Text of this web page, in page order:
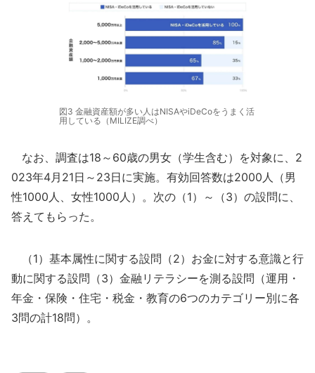
図3 金融資産額が多い人はNISAやiDeCoをうまく活
用している（MILIZE調べ）
なお、調査は18～60歳の男女（学生含む）を対象に、2
023年4月21日～23日に実施。有効回答数は2000人（男
性1000人、女性1000人）。次の（1）～（3）の設問に、
答えてもらった。
（1）基本属性に関する設問（2）お金に対する意識と行
動に関する設問（3）金融リテラシーを測る設問（運用・
年金・保険・住宅・税金・教育の6つのカテゴリー別に各
3問の計18問）。